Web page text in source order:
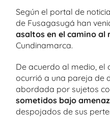
Según el portal de
de Fusagasugá han
asaltos en el camino al
Cundinamarca.
De acuerdo al medio, el
ocurrió a una pareja de
abordada por sujetos
sometidos bajo
despojados de sus